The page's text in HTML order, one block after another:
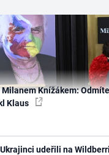
Knížákem:
Klaus
udeřili na